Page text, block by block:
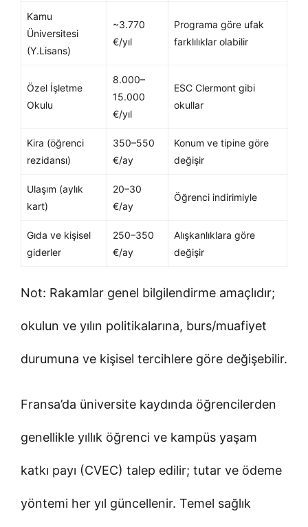
Kamu
Üniversitesi
(Y.Lisans)
~3.770
€/yıl
Programa göre ufak
farklılıklar olabilir
Özel İşletme
Okulu
8.000–
15.000
€/yıl
ESC Clermont gibi
okullar
Kira (öğrenci
rezidansı)
350–550
€/ay
Konum ve tipine göre
değişir
Ulaşım (aylık
kart)
20–30
€/ay
Öğrenci indirimiyle
Gıda ve kişisel
giderler
250–350
€/ay
Alışkanlıklara göre
değişir
Not: Rakamlar genel bilgilendirme amaçlıdır;
okulun ve yılın politikalarına, burs/muafiyet
durumuna ve kişisel tercihlere göre değişebilir.
Fransa’da üniversite kaydında öğrencilerden
genellikle yıllık öğrenci ve kampüs yaşam
katkı payı (CVEC) talep edilir; tutar ve ödeme
yöntemi her yıl güncellenir. Temel sağlık